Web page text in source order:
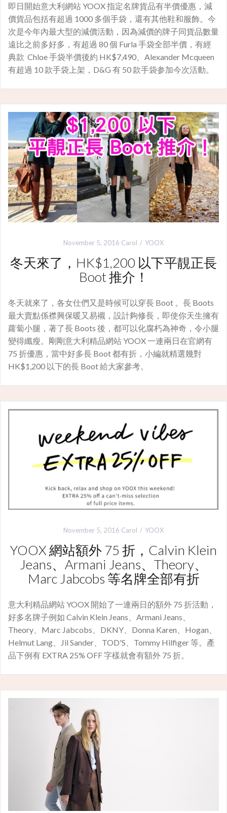
即日開始意大利網站 YOOX 指定名牌貨品有半價優惠，減
價貨品包括有超過 1000 多個手袋，還有其他鞋和服飾。今
次是今年內最大型的減價活動，因為減價的牌子同貨品數量
遠比之前多好多，有超過 80 個 Furla 手袋全部半價，有經
典款 Chloe 手袋半價後約 HK$7,490、Alexander Mcqueen
有超過 10 款手袋上架，D&G 有 50 款手袋参加今次活動。
November 5, 2016 Carol YOOX
冬天來了，HK$1,200 以下平靚正長
Boot 推介！
冬天就來了，各女仕們又是時候可以穿長 Boot 。長 Boots
最大賣點係襟興保暖又易襯，設計夠修長，即使你天生擁有
蘿蔔小腿，著了長 Boots 後，都可以化腐朽為神奇，令小腿
變得纖瘦。剛剛意大利精品網站 YOOX 一連兩日在官網有
75 折優惠，當中好多長 Boot 都有折，小編就精選幾對
HK$1,200 以下的長 Boot 給大家參考。
November 5, 2016 Carol YOOX
YOOX 網站額外 75 折，Calvin Klein
Jeans、Armani Jeans、Theory、
Marc Jabcobs 等名牌全部有折
意大利精品網站 YOOX 開始了一連兩日的額外 75 折活動，
好多名牌子例如 Calvin Klein Jeans、Armani Jeans、
Theory、Marc Jabcobs、DKNY、Donna Karen、Hogan、
Helmut Lang、Jil Sander、TOD'S、Tommy Hilfiger 等。產
品下例有 EXTRA 25% OFF 字樣就會有額外 75 折。